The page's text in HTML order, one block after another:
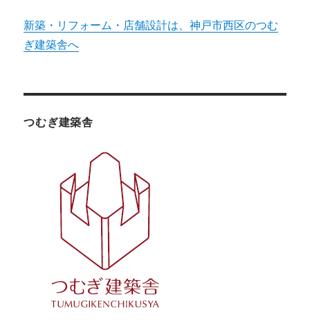
新築・リフォーム・店舗設計は、神戸市西区のつむ
ぎ建築舎へ
つむぎ建築舎